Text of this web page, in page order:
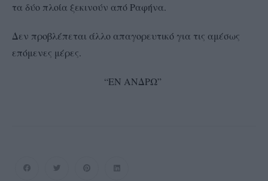
τα δύο πλοία ξεκινούν από Ραφήνα.
Δεν προβλέπεται άλλο απαγορευτικό για τις αμέσως
επόμενες μέρες.
“ΕΝ ΑΝΔΡΩ”